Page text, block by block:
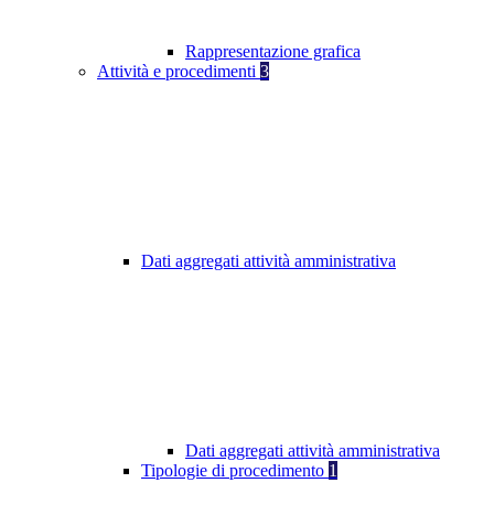
Rappresentazione grafica
Attività e procedimenti 3
Dati aggregati attività amministrativa
Dati aggregati attività amministrativa
Tipologie di procedimento 1